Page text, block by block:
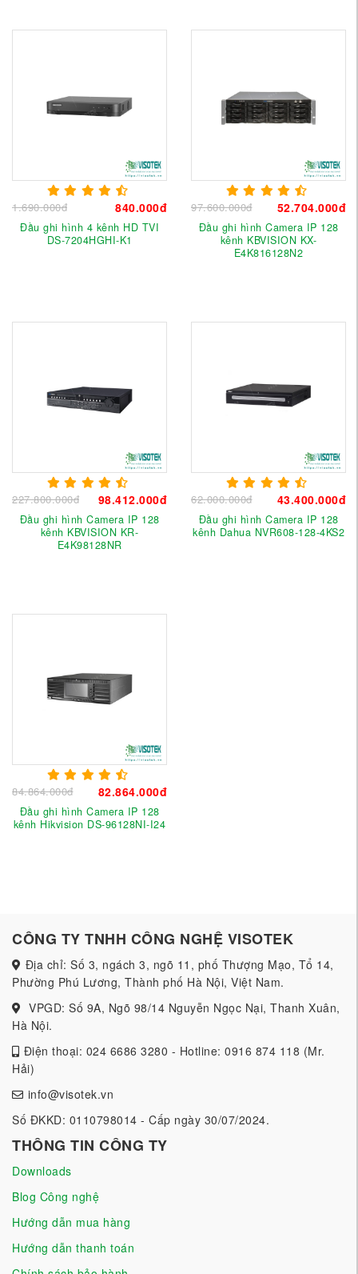
1.690.000đ 840.000đ
Đầu ghi hình 4 kênh HD TVI
DS-7204HGHI-K1
97.600.000đ 52.704.000đ
Đầu ghi hình Camera IP 128
kênh KBVISION KX-
E4K816128N2
227.800.000đ 98.412.000đ
Đầu ghi hình Camera IP 128
kênh KBVISION KR-
E4K98128NR
62.000.000đ 43.400.000đ
Đầu ghi hình Camera IP 128
kênh Dahua NVR608-128-4KS2
84.864.000đ 82.864.000đ
Đầu ghi hình Camera IP 128
kênh Hikvision DS-96128NI-I24
CÔNG TY TNHH CÔNG NGHỆ VISOTEK
Địa chỉ: Số 3, ngách 3, ngõ 11, phố Thượng Mạo, Tổ 14,
Phường Phú Lương, Thành phố Hà Nội, Việt Nam.
VPGD: Số 9A, Ngõ 98/14 Nguyễn Ngọc Nại, Thanh Xuân,
Hà Nội.
Điện thoại: 024 6686 3280 - Hotline: 0916 874 118 (Mr.
Hải)
info@visotek.vn
Số ĐKKD: 0110798014 - Cấp ngày 30/07/2024.
THÔNG TIN CÔNG TY
Downloads
Blog Công nghệ
Hướng dẫn mua hàng
Hướng dẫn thanh toán